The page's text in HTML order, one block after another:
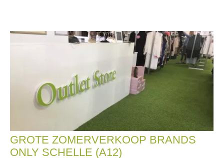
GROTE ZOMERVERKOOP BRANDS
ONLY SCHELLE (A12)